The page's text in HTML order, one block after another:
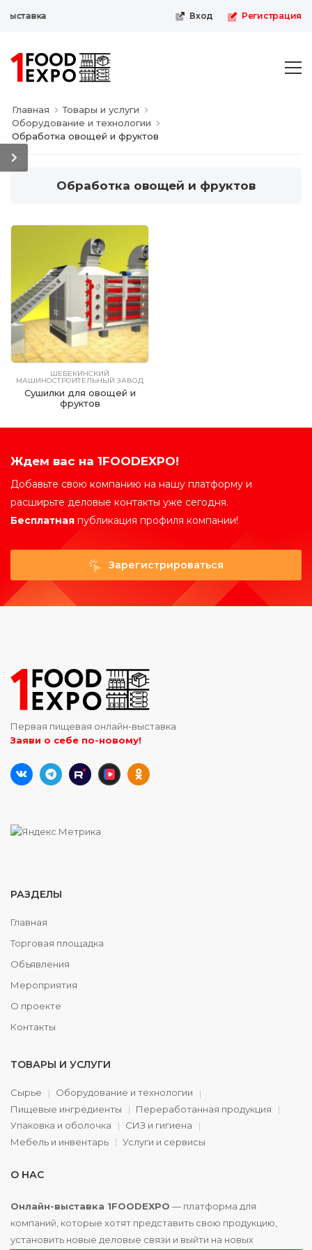
Вход Регистрация
Главная
Товары и услуги
Оборудование и технологии
Обработка овощей и фруктов
Обработка овощей и фруктов
ШЕБЕКИНСКИЙ
МАШИНОСТРОИТЕЛЬНЫЙ ЗАВОД
Сушилки для овощей и
фруктов
Ждем вас на 1FOODEXPO!
Добавьте свою компанию на нашу платформу и
расширьте деловые контакты уже сегодня.
Бесплатная публикация профиля компании!
Зарегистрироваться
Первая пищевая онлайн-выставка
Заяви о себе по-новому!
РАЗДЕЛЫ
Главная
Торговая площадка
Объявления
Мероприятия
О проекте
Контакты
ТОВАРЫ И УСЛУГИ
Сырье
Оборудование и технологии
Пищевые ингредиенты
Переработанная продукция
Упаковка и оболочка
СИЗ и гигиена
Мебель и инвентарь
Услуги и сервисы
О НАС
Онлайн-выставка 1FOODEXPO — платформа для
компаний, которые хотят представить свою продукцию,
установить новые деловые связи и выйти на новых